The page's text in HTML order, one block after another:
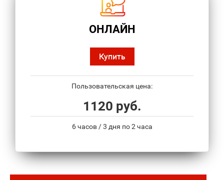
ОНЛАЙН
Купить
Пользовательская цена:
1120 руб.
6 часов / 3 дня по 2 часа